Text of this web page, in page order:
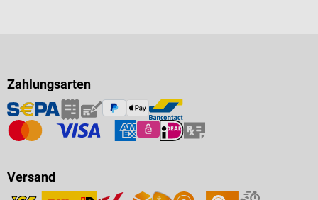
Zahlungsarten
Versand